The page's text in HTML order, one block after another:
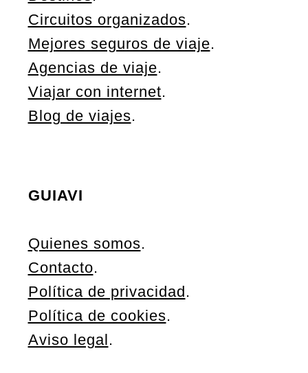
Circuitos organizados.
Mejores seguros de viaje.
Agencias de viaje.
Viajar con internet.
Blog de viajes.
GUIAVI
Quienes somos.
Contacto.
Política de privacidad.
Política de cookies.
Aviso legal.